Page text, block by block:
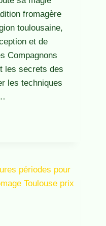
fromagère
toulousaine,
et de
Compagnons
les secrets des
les techniques